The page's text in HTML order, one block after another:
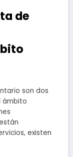
de
son dos
ámbito
existen